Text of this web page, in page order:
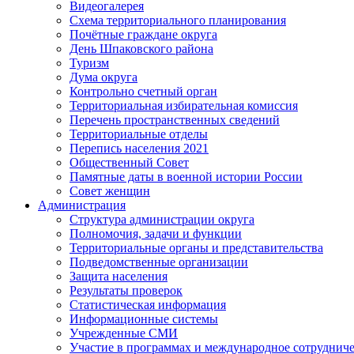
Видеогалерея
Схема территориального планирования
Почётные граждане округа
День Шпаковского района
Туризм
Дума округа
Контрольно счетный орган
Территориальная избирательная комиссия
Перечень пространственных сведений
Территориальные отделы
Перепись населения 2021
Общественный Совет
Памятные даты в военной истории России
Совет женщин
Администрация
Структура администрации округа
Полномочия, задачи и функции
Территориальные органы и представительства
Подведомственные организации
Защита населения
Результаты проверок
Статистическая информация
Информационные системы
Учрежденные СМИ
Участие в программах и международное